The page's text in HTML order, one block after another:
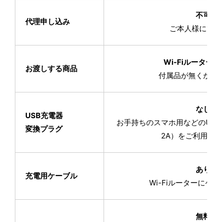
代理申し込み
不可
ご本人様にて
お渡しする商品
Wi-Fiルーター本
付属品が無くかさ
USB充電器
変換プラグ
なし
お手持ちのスマホ用などの
2A）をご利用く
充電用ケーブル
あり
Wi-Fiルーターにケー
無料